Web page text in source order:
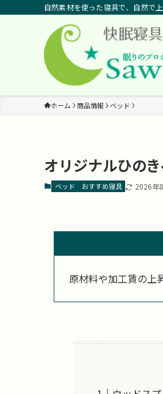
自然素材を使った寝具で、自然で
ホーム 商品情報 ベッド
オリジナルひの
ベッド おすすめ寝具 2026年
原材料や加工賃の上